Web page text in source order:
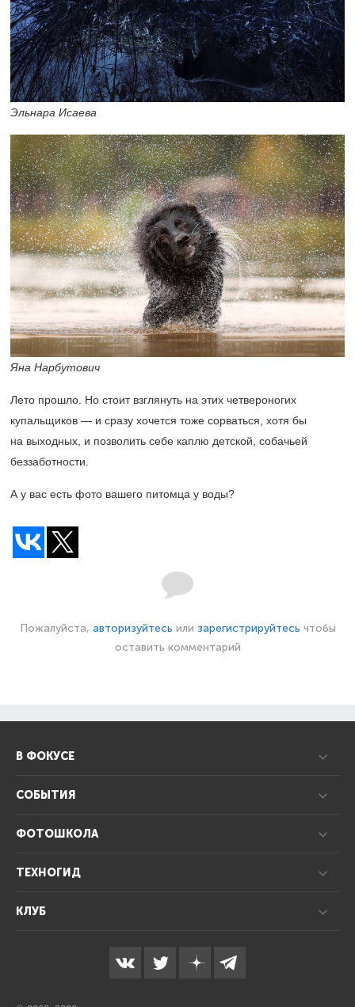
Эльнара Исаева
Яна Нарбутович
Лето прошло. Но стоит взглянуть на этих четвероногих
купальщиков — и сразу хочется тоже сорваться, хотя бы
на выходных, и позволить себе каплю детской, собачьей
беззаботности.
А у вас есть фото вашего питомца у воды?
Пожалуйста, авторизуйтесь или зарегистрируйтесь чтобы
оставить комментарий
В ФОКУСЕ
СОБЫТИЯ
ФОТОШКОЛА
ТЕХНОГИД
КЛУБ